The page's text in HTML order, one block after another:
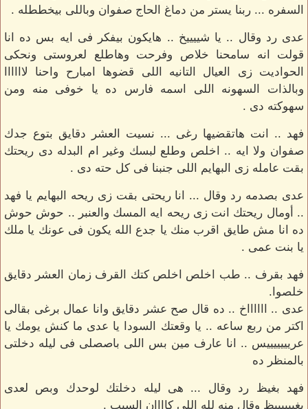
السفره ... ربنا يستر من دماغ الحاج صفوان وباللى بيخططله .
عدى رد وقال .. يا شييييخ .. هايكون بيفكر فى ايه بس ده انا
قولت انه سامحنا خلاص وفرحت وهاطلع لعروستى ونحكى
الحواديت زى العيال التانيه اللى قضوها امبارح واحنا لاااااا
وبالذات السهونه اللى اسمه فارس ده يا خوفى منه ومن
سهوكته دى .
فهد .. انت هاتقضيها رغى ... نسيت العشر دقايق بتوع جدك
صفوان ولا ايه .. اخلص وطلع لبسك وغير ام البدله دى ريحتك
بقت عامله زى البهايم اللى جنبنا فى كل حته دى .
عدى بصدمه رد وقال ... انا ريحتى بقت زى ريحه البهايم يا فهد
.. أومال ريحتك انت زى ريحه ايه المسك والعنبر .. حوش حوش
ده انا مش طايق اقرب منك يا جدع الله يكون فى عونك يا ملك
يا بنت عمى .
فهد بقرف .. طب اخلص اخلص كتك القرف زمان العشر دقايق
خلصوا.
عدى .. ااااااخ .. ده قال صح عشر دقايق وانا عمال برغى بقالى
اكتر من ربع ساعه .. يا وقعتك السودا يا عدى ما كنش يومك يا
عريييييييس .. انا عارف مين بس اللى باصصلى فى ليله دخلتى
بالمنظر ده
فهد بغيظ رد وقال ... هى ليله دخلتك لوحدك وبص لعدى
بغييييييظ وقال منه لله اللى كاااان السبب .